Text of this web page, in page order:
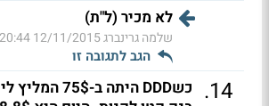
לא מכיר (ל"ת)
שלמה גרינברג12/11/2015 20:44
הגב לתגובה זו
14
.
כשDDD היתה ב-75$ המליץ לי